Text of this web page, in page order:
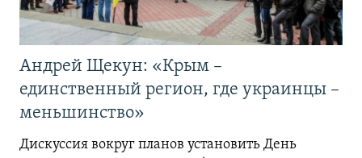
Андрей Щекун: «Крым –
единственный регион, где украинцы –
меньшинство»
Дискуссия вокруг планов установить День